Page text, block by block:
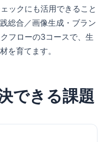
ックにも活用できること
総合／画像生成・ブラン
フローの3コースで、生
を育てます。
できる課題